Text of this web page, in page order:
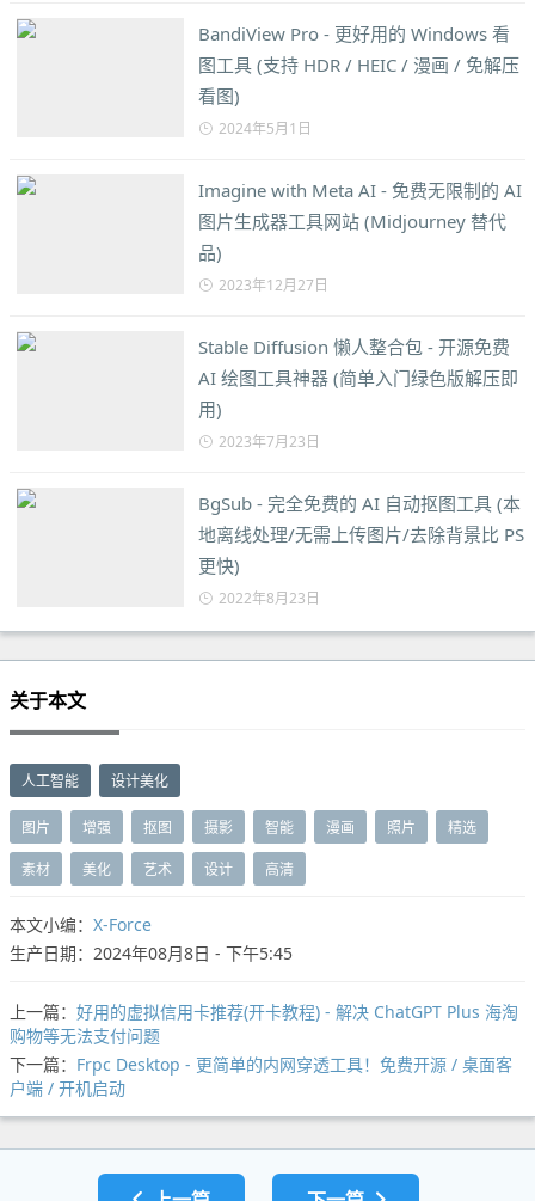
BandiView Pro - 更好用的 Windows 看
图工具 (支持 HDR / HEIC / 漫画 / 免解压
看图)
2024年5月1日
Imagine with Meta AI - 免费无限制的 AI
图片生成器工具网站 (Midjourney 替代
品)
2023年12月27日
Stable Diffusion 懒人整合包 - 开源免费
AI 绘图工具神器 (简单入门绿色版解压即
用)
2023年7月23日
BgSub - 完全免费的 AI 自动抠图工具 (本
地离线处理/无需上传图片/去除背景比 PS
更快)
2022年8月23日
关于本文
人工智能 设计美化
图片 增强 抠图 摄影 智能 漫画 照片 精选
素材 美化 艺术 设计 高清
本文小编： X-Force
生产日期：2024年08月8日 - 下午5:45
上一篇： 好用的虚拟信用卡推荐(开卡教程) - 解决 ChatGPT Plus 海淘
购物等无法支付问题
下一篇： Frpc Desktop - 更简单的内网穿透工具！免费开源 / 桌面客
户端 / 开机启动